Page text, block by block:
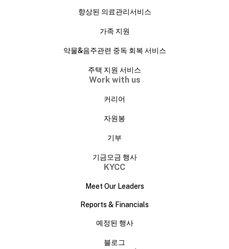
향상된 의료관리서비스
가족 지원
약물&음주관련 중독 회복 서비스
주택 지원 서비스
Work with us
커리어
자원봉
기부
기금모금 행사
KYCC
Meet Our Leaders
Reports & Financials
예정된 행사
블로그